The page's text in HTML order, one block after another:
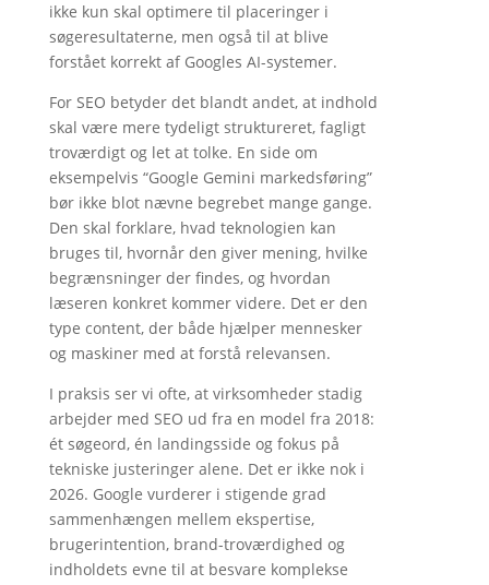
ikke kun skal optimere til placeringer i
søgeresultaterne, men også til at blive
forstået korrekt af Googles AI-systemer.
For SEO betyder det blandt andet, at indhold
skal være mere tydeligt struktureret, fagligt
troværdigt og let at tolke. En side om
eksempelvis “Google Gemini markedsføring”
bør ikke blot nævne begrebet mange gange.
Den skal forklare, hvad teknologien kan
bruges til, hvornår den giver mening, hvilke
begrænsninger der findes, og hvordan
læseren konkret kommer videre. Det er den
type content, der både hjælper mennesker
og maskiner med at forstå relevansen.
I praksis ser vi ofte, at virksomheder stadig
arbejder med SEO ud fra en model fra 2018:
ét søgeord, én landingsside og fokus på
tekniske justeringer alene. Det er ikke nok i
2026. Google vurderer i stigende grad
sammenhængen mellem ekspertise,
brugerintention, brand-troværdighed og
indholdets evne til at besvare komplekse